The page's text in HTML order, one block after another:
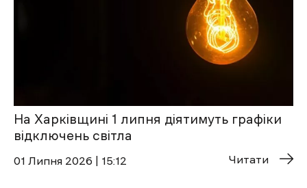
На Харківщині 1 липня діятимуть графіки
відключень світла
01 Липня 2026 | 15:12 Читати